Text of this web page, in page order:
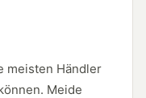
meisten Händler
Meide